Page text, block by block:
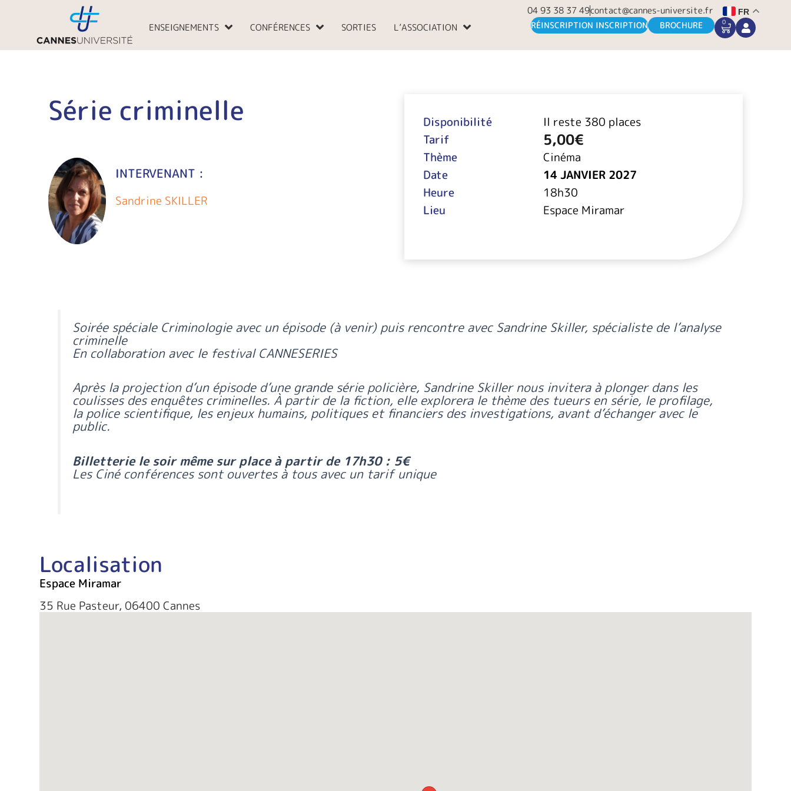
04 93 38 37 49contact@cannes-universite.fr FR
ENSEIGNEMENTS CONFÉRENCES SORTIES L’ASSOCIATION RÉINSCRIPTION INSCRIPTION BROCHURE 0
CART
Série criminelle
INTERVENANT :
Sandrine SKILLER
Disponibilité
Il reste 380 places
Tarif
5,00€
Thème
Cinéma
Date
14 JANVIER 2027
Heure
18h30
Lieu
Espace Miramar
Soirée spéciale Criminologie avec un épisode (à venir) puis rencontre avec Sandrine Skiller, spécialiste de l’analyse
criminelle
En collaboration avec le festival CANNESERIES
Après la projection d’un épisode d’une grande série policière, Sandrine Skiller nous invitera à plonger dans les
coulisses des enquêtes criminelles. À partir de la fiction, elle explorera le thème des tueurs en série, le profilage,
la police scientifique, les enjeux humains, politiques et financiers des investigations, avant d’échanger avec le
public.
Billetterie le soir même sur place à partir de 17h30 : 5€
Les Ciné conférences sont ouvertes à tous avec un tarif unique
Localisation
Espace Miramar
35 Rue Pasteur, 06400 Cannes